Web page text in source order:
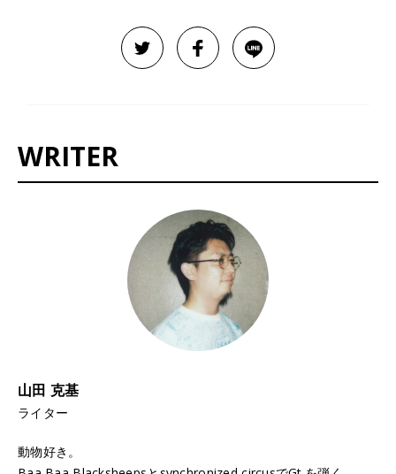
WRITER
山田 克基
ライター
動物好き。